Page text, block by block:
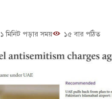
১ মিনিট পড়ার সময় ১৫ বার পঠিত